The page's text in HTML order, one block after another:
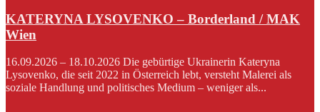
KATERYNA LYSOVENKO – Borderland / MAK
Wien
16.09.2026 – 18.10.2026 Die gebürtige Ukrainerin Kateryna
Lysovenko, die seit 2022 in Österreich lebt, versteht Malerei als
soziale Handlung und politisches Medium – weniger als...